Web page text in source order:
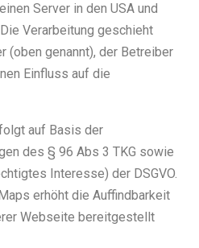
Server in den USA und
Verarbeitung geschieht
(oben genannt), der Betreiber
Einfluss auf die
auf Basis der
des § 96 Abs 3 TKG sowie
Interesse) der DSGVO.
erhöht die Auffindbarkeit
Webseite bereitgestellt